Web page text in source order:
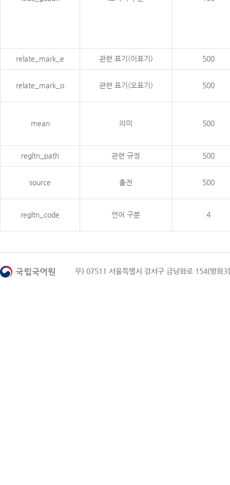
relate_mark_e 관련 표기(이표기) 500
relate_mark_o 관련 표기(오표기) 500
mean 의미 500
regltn_path 관련 규정 500
source 출전 500
regltn_code 언어 구분 4
우) 07511 서울특별시 강서구 금낭화로 154(방화3